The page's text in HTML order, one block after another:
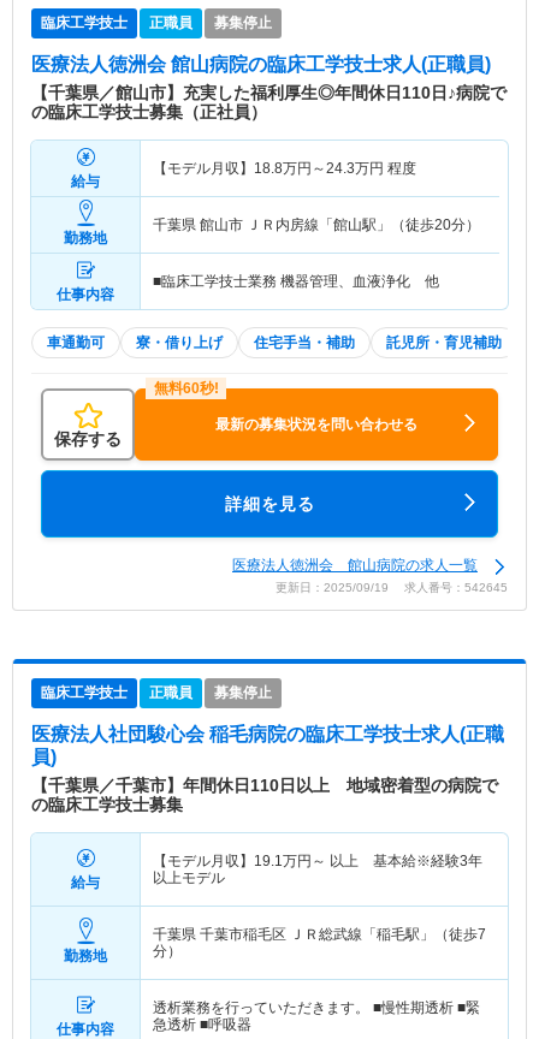
臨床工学技士 正職員 募集停止
医療法人徳洲会 館山病院の臨床工学技士求人(正職員)
【千葉県／館山市】充実した福利厚生◎年間休日110日♪病院で
の臨床工学技士募集（正社員）
給与
【モデル月収】 18.8万円～24.3万円 程度
勤務地
千葉県 館山市 ＪＲ内房線「館山駅」（徒歩20分）
仕事内容
■臨床工学技士業務 機器管理、血液浄化 他
車通勤可 寮・借り上げ 住宅手当・補助 託児所・育児補助
保存する
最新の募集状況を問い合わせる
詳細を見る
医療法人徳洲会 館山病院の求人一覧
更新日：2025/09/19 求人番号：542645
臨床工学技士 正職員 募集停止
医療法人社団駿心会 稲毛病院の臨床工学技士求人(正職
員)
【千葉県／千葉市】年間休日110日以上 地域密着型の病院で
の臨床工学技士募集
給与
【モデル月収】 19.1万円～ 以上 基本給※経験3年
以上モデル
勤務地
千葉県 千葉市稲毛区 ＪＲ総武線「稲毛駅」（徒歩7
分）
仕事内容
透析業務を行っていただきます。 ■慢性期透析 ■緊
急透析 ■呼吸器